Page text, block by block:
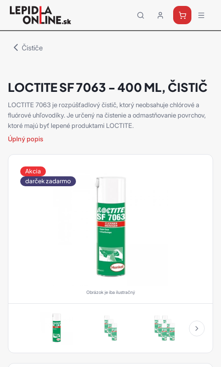
Priemyselné
lepidlá
Čističe
LOCTITE SF 7063 - 400 ML, ČISTIČ
LOCTITE 7063 je rozpúšťadlový čistič, ktorý neobsahuje chlórové a
fluórové uhľovodíky. Je určený na čistenie a odmastňovanie povrchov,
ktoré majú byť lepené produktami LOCTITE.
Úplný popis
Akcia
darček zadarmo
Obrázok je iba ilustračný